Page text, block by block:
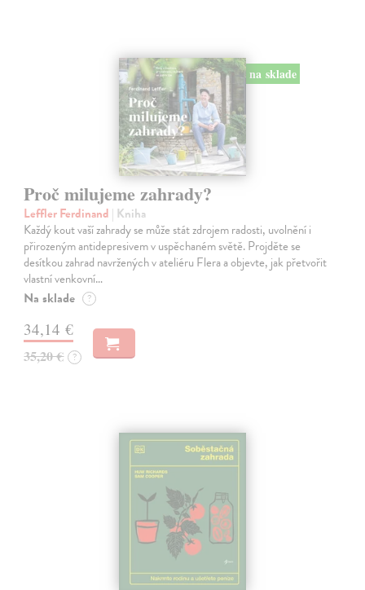
na sklade
Proč milujeme zahrady?
Leffler Ferdinand | Kniha
Každý kout vaší zahrady se může stát zdrojem radosti, uvolnění i
přirozeným antidepresivem v uspěchaném světě. Projděte se
desítkou zahrad navržených v ateliéru Flera a objevte, jak přetvořit
vlastní venkovní…
Na sklade ?
34,14 €
35,20 € ?